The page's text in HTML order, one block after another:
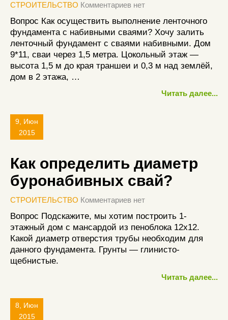
СТРОИТЕЛЬСТВО Комментариев нет
Вопрос Как осуществить выполнение ленточного
фундамента с набивными сваями? Хочу залить
ленточный фундамент с сваями набивными. Дом
9*11, сваи через 1,5 метра. Цокольный этаж —
высота 1,5 м до края траншеи и 0,3 м над землёй,
дом в 2 этажа, …
Читать далее...
9, Июн
2015
Как определить диаметр
буронабивных свай?
СТРОИТЕЛЬСТВО Комментариев нет
Вопрос Подскажите, мы хотим построить 1-
этажный дом с мансардой из пеноблока 12х12.
Какой диаметр отверстия трубы необходим для
данного фундамента. Грунты — глинисто-
щебнистые.
Читать далее...
8, Июн
2015